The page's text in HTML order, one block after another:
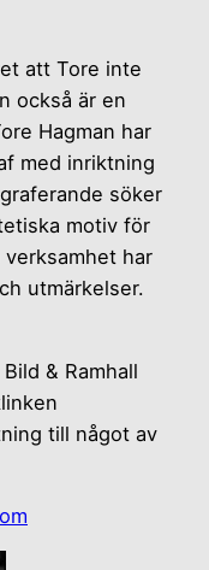
att Tore inte
också är en
Hagman har
med inriktning
söker
motiv för
har
ut­mär­kelser.
& Ramhall
till något av